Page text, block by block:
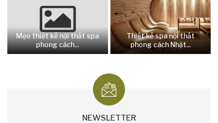
Mẹo thiết kế nội thất spa
phong cách...
Thiết kế spa nội thất
phong cách Nhật...
NEWSLETTER